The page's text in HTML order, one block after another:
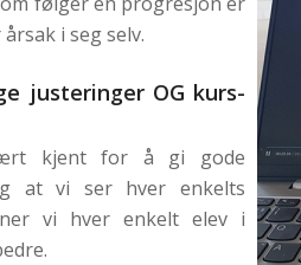
i seg selv.
justeringer OG kurs-
kjent for å gi gode
at vi ser hver enkelts
vi hver enkelt elev i